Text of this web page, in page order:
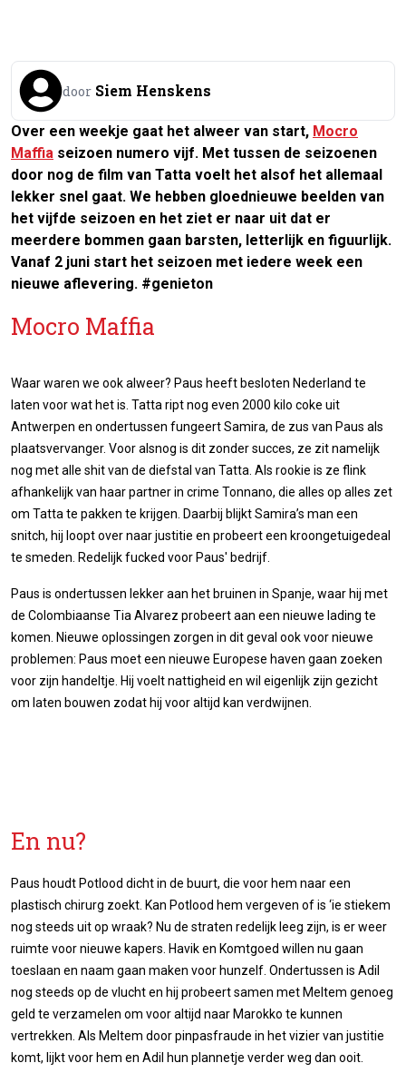
door Siem Henskens
Over een weekje gaat het alweer van start, Mocro
Maffia seizoen numero vijf. Met tussen de seizoenen
door nog de film van Tatta voelt het alsof het allemaal
lekker snel gaat. We hebben gloednieuwe beelden van
het vijfde seizoen en het ziet er naar uit dat er
meerdere bommen gaan barsten, letterlijk en figuurlijk.
Vanaf 2 juni start het seizoen met iedere week een
nieuwe aflevering. #genieton
Mocro Maffia
Waar waren we ook alweer? Paus heeft besloten Nederland te
laten voor wat het is. Tatta ript nog even 2000 kilo coke uit
Antwerpen en ondertussen fungeert Samira, de zus van Paus als
plaatsvervanger. Voor alsnog is dit zonder succes, ze zit namelijk
nog met alle shit van de diefstal van Tatta. Als rookie is ze flink
afhankelijk van haar partner in crime Tonnano, die alles op alles zet
om Tatta te pakken te krijgen. Daarbij blijkt Samira’s man een
snitch, hij loopt over naar justitie en probeert een kroongetuigedeal
te smeden. Redelijk fucked voor Paus' bedrijf.
Paus is ondertussen lekker aan het bruinen in Spanje, waar hij met
de Colombiaanse Tia Alvarez probeert aan een nieuwe lading te
komen. Nieuwe oplossingen zorgen in dit geval ook voor nieuwe
problemen: Paus moet een nieuwe Europese haven gaan zoeken
voor zijn handeltje. Hij voelt nattigheid en wil eigenlijk zijn gezicht
om laten bouwen zodat hij voor altijd kan verdwijnen.
En nu?
Paus houdt Potlood dicht in de buurt, die voor hem naar een
plastisch chirurg zoekt. Kan Potlood hem vergeven of is ‘ie stiekem
nog steeds uit op wraak? Nu de straten redelijk leeg zijn, is er weer
ruimte voor nieuwe kapers. Havik en Komtgoed willen nu gaan
toeslaan en naam gaan maken voor hunzelf. Ondertussen is Adil
nog steeds op de vlucht en hij probeert samen met Meltem genoeg
geld te verzamelen om voor altijd naar Marokko te kunnen
vertrekken. Als Meltem door pinpasfraude in het vizier van justitie
komt, lijkt voor hem en Adil hun plannetje verder weg dan ooit.